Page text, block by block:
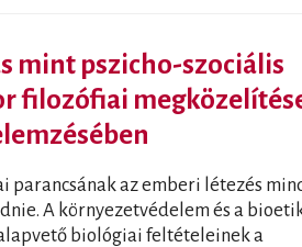
mint pszicho-szociális
filozófiai
parancsának az emberi létezés
A környezetvédelem és a
biológiai feltételeinek a